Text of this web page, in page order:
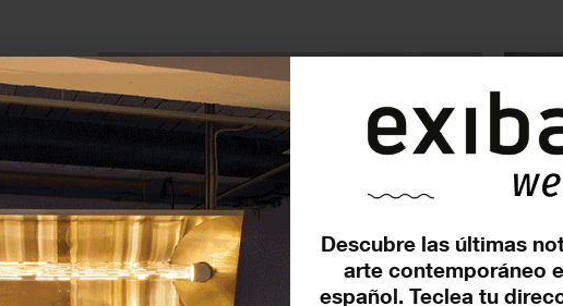
Descubre las últimas
arte contemporáneo
español. Teclea tu
El CAAC (Sevilla) celebra la